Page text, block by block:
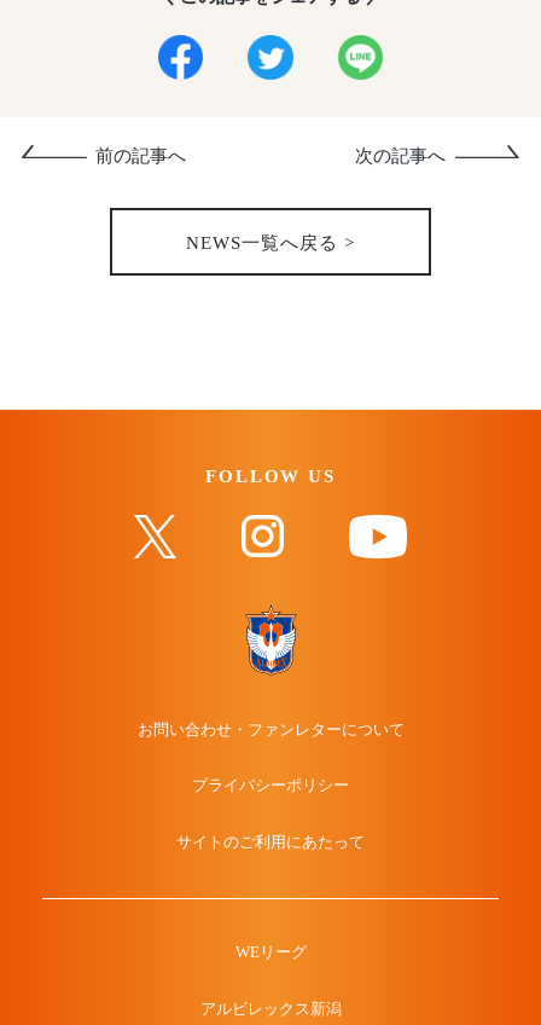
NEWS一覧へ戻る >
前の記事へ 次の記事へ
FOLLOW US
お問い合わせ・ファンレターについて
プライバシーポリシー
サイトのご利用にあたって
WEリーグ
アルビレックス新潟